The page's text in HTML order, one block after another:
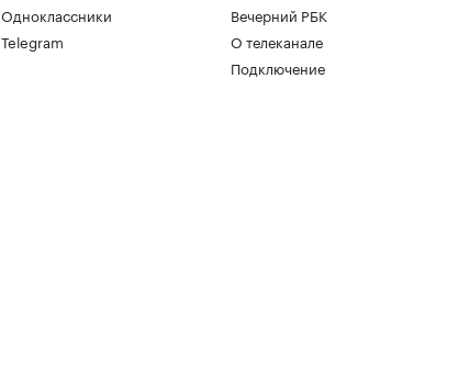
Одноклассники
Telegram
Вечерний РБК
О телеканале
Подключение